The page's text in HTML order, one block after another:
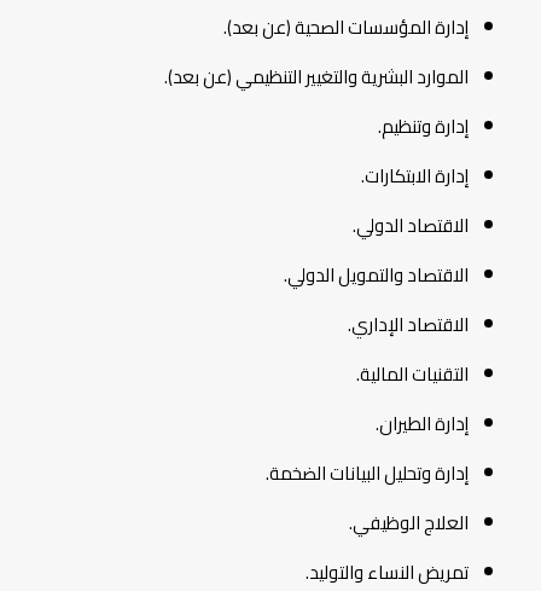
إدارة المؤسسات الصحية (عن بعد).
الموارد البشرية والتغيير التنظيمي (عن بعد).
إدارة وتنظيم.
إدارة الابتكارات.
الاقتصاد الدولي.
الاقتصاد والتمويل الدولي.
الاقتصاد الإداري.
التقنيات المالية.
إدارة الطيران.
إدارة وتحليل البيانات الضخمة.
العلاج الوظيفي.
تمريض النساء والتوليد.